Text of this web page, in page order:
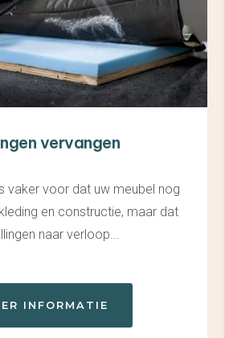
vervangen
vaker voor dat uw meubel nog
en constructie, maar dat
naar verloop...
INFORMATIE